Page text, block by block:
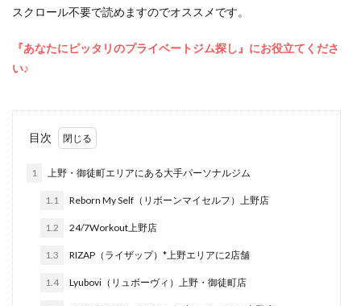
スクロール不要で読めますのでオススメです。
『あなたにピッタリのプライベートジム探し』にお役立てくださ
い♪
目次
1 上野・御徒町エリアにある大手パーソナルジム
1.1 Reborn My Self（リボーンマイセルフ）上野店
1.2 24/7Workout上野店
1.3 RIZAP（ライザップ）*上野エリアに2店舗
1.4 Lyubovi（リュボーヴィ）上野・御徒町店